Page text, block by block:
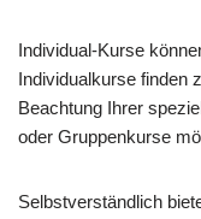
Individual-Kurse
Individualkurse finden
Beachtung Ihrer
oder Gruppenkurse
Selbstverständlich